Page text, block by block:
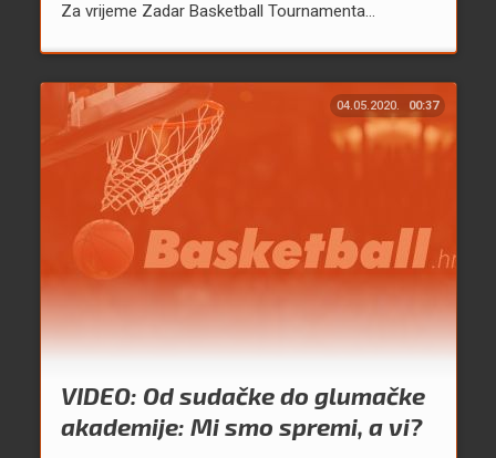
Za vrijeme Zadar Basketball Tournamenta...
04.05.2020. 00:37
VIDEO: Od sudačke do glumačke
akademije: Mi smo spremi, a vi?